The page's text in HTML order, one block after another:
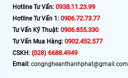
Hotline Tư Vấn: 0938.11.23.99
Hotline Tư Vấn 1: 0906.72.73.77
Tư Vấn Kỹ Thuật: 0906.855.330
Tư Vấn Mua Hàng: 0902.452.577
CSKH: (028) 6688.4949
Email: congngheanthanhphat@gmail.com